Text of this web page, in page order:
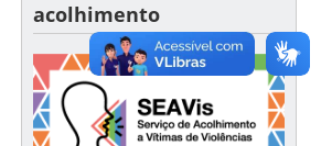
acolhimento